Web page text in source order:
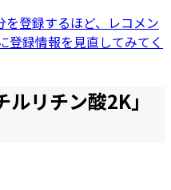
登録するほど、レコメン
登録情報を見直してみてく
ルリチン酸2K」